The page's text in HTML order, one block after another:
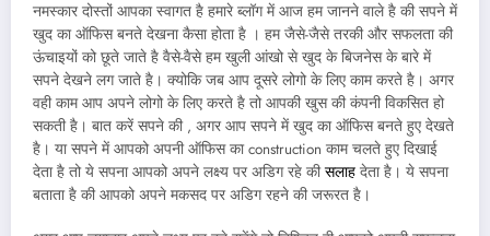
नमस्कार दोस्तों आपका स्वागत है हमारे ब्लॉग में आज हम जानने वाले है की सपने में
खुद का ऑफिस बनते देखना कैसा होता है । हम जैसे-जैसे तरकी और सफलता की
ऊंचाइयों को छूते जाते है वैसे-वैसे हम खुली आंखो से खुद के बिजनेस के बारे में
सपने देखने लग जाते है। क्योकि जब आप दूसरे लोगो के लिए काम करते है। अगर
वही काम आप अपने लोगो के लिए करते है तो आपकी खुस की कंपनी विकसित हो
सकती है। बात करें सपने की , अगर आप सपने में खुद का ऑफिस बनते हुए देखते
है। या सपने में आपको अपनी ऑफिस का construction काम चलते हुए दिखाई
देता है तो ये सपना आपको अपने लक्ष्य पर अडिग रहे कीसलाह देता है। ये सपना
बताता है की आपको अपने मकसद पर अडिग रहने की जरूरत है।